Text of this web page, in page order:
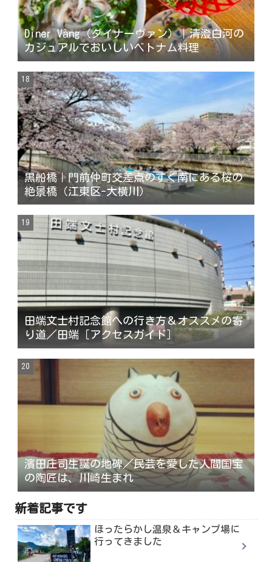
Diner Vàng（ダイナーヴァン）｜清澄白河の
カジュアルでおいしいベトナム料理
黒船橋｜門前仲町交差点のすぐ南にある桜の
絶景橋（江東区-大横川）
田端文士村記念館への行き方＆オススメの寄
り道／田端［アクセスガイド］
濱田庄司生誕の地碑／民芸を愛した人間国宝
の陶匠は、川崎生まれ
新着記事です
ほったらかし温泉＆キャンプ場に
行ってきました